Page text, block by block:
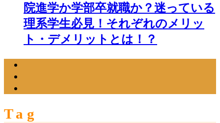
院進学か学部卒就職か？迷っている
理系学生必見！それぞれのメリッ
ト・デメリットとは！？
Tag